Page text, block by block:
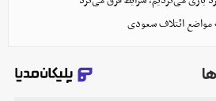
ائتلاف سعودی